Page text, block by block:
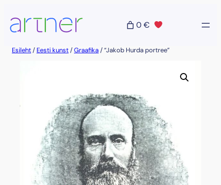
sisu
juurde
0 €
Esileht/ Eesti kunst/Graafika/ “Jakob Hurda portree”